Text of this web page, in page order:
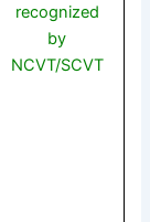
recognized
by
NCVT/SCVT